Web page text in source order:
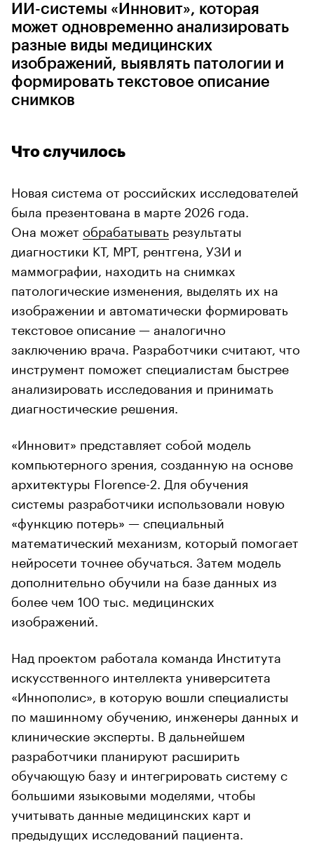
ИИ-системы «Инновит», которая
может одновременно анализировать
разные виды медицинских
изображений, выявлять патологии и
формировать текстовое описание
снимков
Что случилось
Новая система от российских исследователей
была презентована в марте 2026 года.
Она может обрабатывать результаты
диагностики КТ, МРТ, рентгена, УЗИ и
маммографии, находить на снимках
патологические изменения, выделять их на
изображении и автоматически формировать
текстовое описание — аналогично
заключению врача. Разработчики считают, что
инструмент поможет специалистам быстрее
анализировать исследования и принимать
диагностические решения.
«Инновит» представляет собой модель
компьютерного зрения, созданную на основе
архитектуры Florence-2. Для обучения
системы разработчики использовали новую
«функцию потерь» — специальный
математический механизм, который помогает
нейросети точнее обучаться. Затем модель
дополнительно обучили на базе данных из
более чем 100 тыс. медицинских
изображений.
Над проектом работала команда Института
искусственного интеллекта университета
«Иннополис», в которую вошли специалисты
по машинному обучению, инженеры данных и
клинические эксперты. В дальнейшем
разработчики планируют расширить
обучающую базу и интегрировать систему с
большими языковыми моделями, чтобы
учитывать данные медицинских карт и
предыдущих исследований пациента.